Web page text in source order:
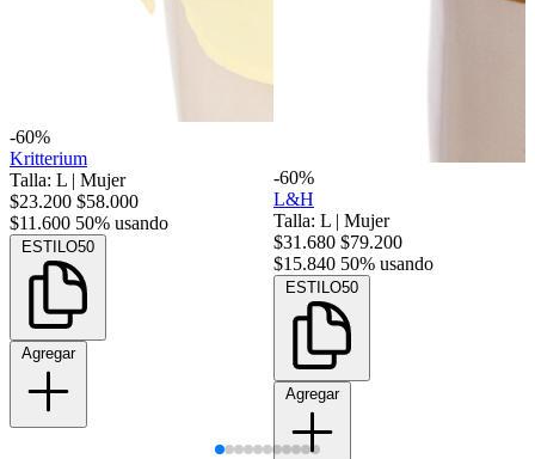
-60%
Kritterium
Talla: L | Mujer
$23.200 $58.000
$11.600 50% usando
ESTILO50
Agregar
-60%
L&H
Talla: L | Mujer
$31.680 $79.200
$15.840 50% usando
ESTILO50
Agregar